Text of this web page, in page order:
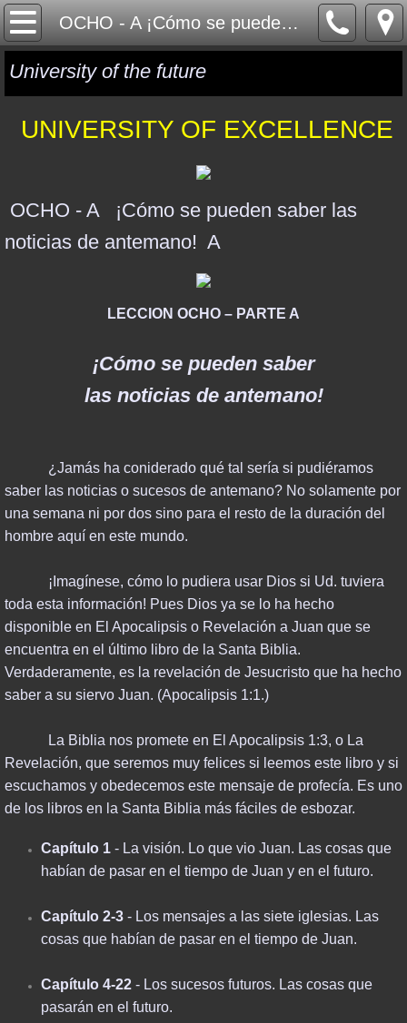
OCHO - A ¡Cómo se pueden saber las noticias de antemano! A
HOME
ONE WORLD
GLOBAL GOVERNANCE
GLOBAL CURRENCY
GLOBAL RELIGION
MYSTERY MATRIX
SYRIA, RUSSIA & ISIS
TURKEY & WORLD WAR III
EUROPEAN UNION
USA PAST & FUTURE
TEACHINGS
PODCASTS & VIDEOS
BIBLICAL STUDIES
ADVANCED STUDIES
END TIMES
REVELATION
FINAL DAYS
University of the future
UNIVERSITY OF EXCELLENCE
OCHO - A ¡Cómo se pueden saber las
noticias de antemano! A
LECCION OCHO – PARTE A
¡Cómo se pueden saber
las noticias de antemano!
¿Jamás ha coniderado qué tal sería si pudiéramos
saber las noticias o sucesos de antemano? No solamente por
una semana ni por dos sino para el resto de la duración del
hombre aquí en este mundo.
¡Imagínese, cómo lo pudiera usar Dios si Ud. tuviera
toda esta información! Pues Dios ya se lo ha hecho
disponible en El Apocalipsis o Revelación a Juan que se
encuentra en el último libro de la Santa Biblia.
Verdaderamente, es la revelación de Jesucristo que ha hecho
saber a su siervo Juan. (Apocalipsis 1:1.)
La Biblia nos promete en El Apocalipsis 1:3, o La
Revelación, que seremos muy felices si leemos este libro y si
escuchamos y obedecemos este mensaje de profecía. Es uno
de los libros en la Santa Biblia más fáciles de esbozar.
Capítulo 1 - La visión. Lo que vio Juan. Las cosas que
habían de pasar en el tiempo de Juan y en el futuro.
Capítulo 2-3 - Los mensajes a las siete iglesias. Las
cosas que habían de pasar en el tiempo de Juan.
Capítulo 4-22 - Los sucesos futuros. Las cosas que
pasarán en el futuro.